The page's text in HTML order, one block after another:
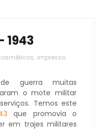
1943
, impresso
guerra muitas
o mote militar
Temos este
que promovia o
em trajes militares